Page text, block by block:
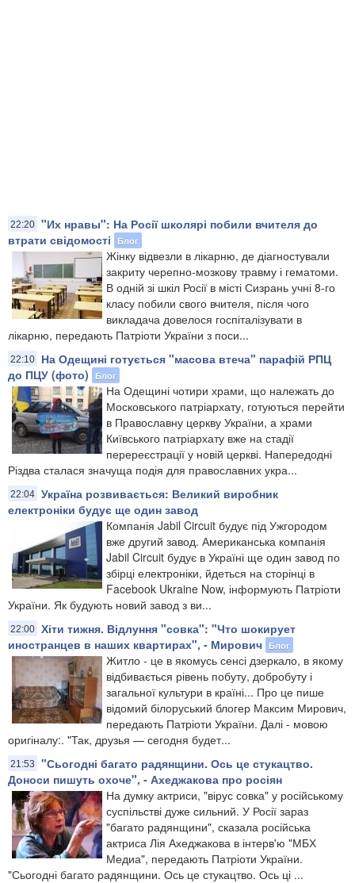
22:20 "Их нравы": На Росії школярі побили вчителя до
втрати свідомості
Блог
Жінку відвезли в лікарню, де діагностували
закриту черепно-мозкову травму і гематоми.
В одній зі шкіл Росії в місті Сизрань учні 8-го
класу побили свого вчителя, після чого
викладача довелося госпіталізувати в
лікарню, передають Патріоти України з поси...
22:10
На Одещині готується "масова втеча" парафій РПЦ
до ПЦУ (фото)
Блог
На Одещині чотири храми, що належать до
Московського патріархату, готуються перейти
в Православну церкву України, а храми
Київського патріархату вже на стадії
перереєстрації у новій церкві. Напередодні
Різдва сталася значуща подія для православних укра...
22:04 Україна розвивається: Великий виробник
електроніки будує ще один завод
Компанія Jabil Circuit будує під Ужгородом
вже другий завод. Американська компанія
Jabil Circuit будує в Україні ще один завод по
збірці електроніки, йдеться на сторінці в
Facebook Ukraine Now, інформують Патріоти
України. Як будують новий завод з ви...
22:00 Хіти тижня. Відлуння "совка": "Что шокирует
иностранцев в наших квартирах", - Мирович Блог
Житло - це в якомусь сенсі дзеркало, в якому
відбивається рівень побуту, добробуту і
загальної культури в країні... Про це пише
відомий білоруський блогер Максим Мирович,
передають Патріоти України. Далі - мовою
оригіналу:. "Так, друзья — сегодня будет...
21:53
"Сьогодні багато радянщини. Ось це стукацтво.
Доноси пишуть охоче", - Ахеджакова про росіян
На думку актриси, "вірус совка" у російському
суспільстві дуже сильний. У Росії зараз
"багато радянщини", сказала російська
актриса Лія Ахеджакова в інтерв'ю "МБХ
Медиа", передають Патріоти України.
"Сьогодні багато радянщини. Ось це стукацтво. Ось ці ...